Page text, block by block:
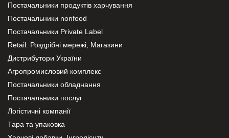
Постачальники продуктів харчування
Постачальники nonfood
Постачальники Private Label
Retail. Роздрібні мережі, Магазини
Дистрибутори України
Агропромисловий комплекс
Постачальники обладнання
Постачальники послуг
Логістичні компанії
Тара та упаковка